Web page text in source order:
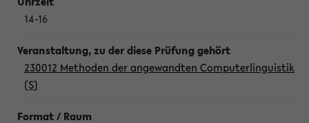
14-16
230012 Methoden der angewandten Computerlinguistik
(S)